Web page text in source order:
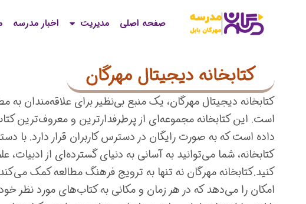
صفحه اصلی مدیریت اخبار مدرسه
کتابخانه دیجیتال مهرگان
کتابخانه دیجیتال مهرگان، یک منبع بی‌نظیر برای علاقه‌مندان به
است. این کتابخانه مجموعه‌ای از پرطرفدارترین و معروف‌ترین
داده است که به صورت رایگان در دسترس کاربران قرار دارد. با
کتابخانه، شما می‌توانید به آسانی به دنیای گسترده‌ای از ادبیات،
کنید.کتابخانه مهرگان نه تنها به ترویج فرهنگ مطالعه کمک
امکان را می‌دهد که در هر زمان و مکانی به کتاب‌های مورد نظر